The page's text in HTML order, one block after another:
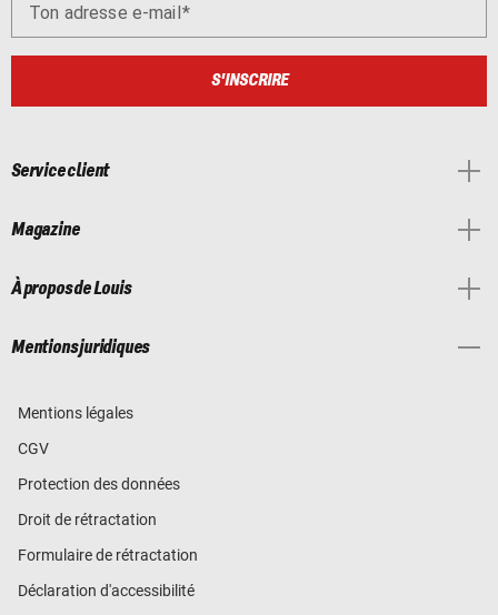
Ton adresse e-mail
S'INSCRIRE
Service client
Magazine
À propos de Louis
Mentions juridiques
Mentions légales
CGV
Protection des données
Droit de rétractation
Formulaire de rétractation
Déclaration d'accessibilité